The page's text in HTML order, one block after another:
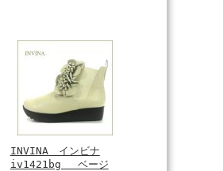
INVINA インビナ
iv1421bg ベージ